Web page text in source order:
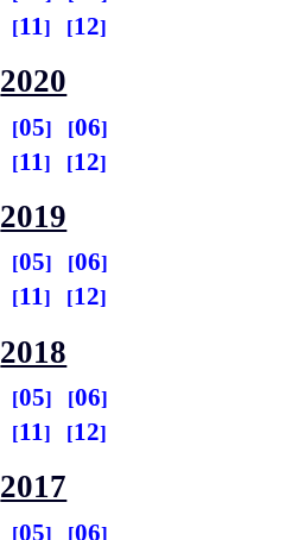
11 12
2020
05
06
11 12
2019
05
06
11 12
2018
05
06
11 12
2017
05
06